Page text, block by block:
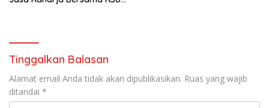
Tinggalkan Balasan
Alamat email Anda tidak akan dipublikasikan. Ruas yang wajib
ditandai *